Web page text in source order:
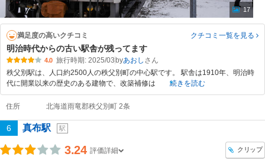
17
満足度の高いクチコミ クチコミ一覧を見る
明治時代からの古い駅舎が残ってます
4.0 旅行時期: 2025/03 byあおし
秩父別駅は、人口約2500人の秩父別町の中心駅です。 駅舎は1910年、明治時
代に開業以来の歴史のある建物で、改築補修は
続きを読む
住所 北海道雨竜郡秩父別町 2条
6 真布駅 駅
3.24 評価詳細 クリップ